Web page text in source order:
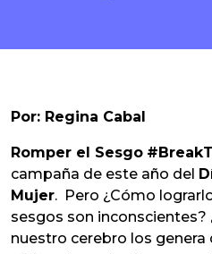
Por: Regina Cabal
Romper el Sesgo
campaña de este año del
Mujer. Pero ¿Cómo
sesgos son inconscientes?
nuestro cerebro los genera